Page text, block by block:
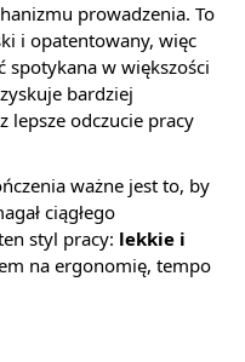
prowadzenia. To
i opatentowany, więc
spotykana w większości
bardziej
lepsze odczucie pracy
ważne jest to, by
ciągłego
styl pracy: lekkie i
na ergonomię, tempo